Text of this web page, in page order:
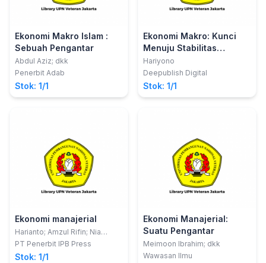
Ekonomi Makro Islam :
Sebuah Pengantar
Abdul Aziz; dkk
Penerbit Adab
Stok: 1/1
Ekonomi Makro: Kunci
Menuju Stabilitas
Ekonomi dan
Kesejahteraan Rakyat
Hariyono
Deepublish Digital
Stok: 1/1
Ekonomi manajerial
Harianto; Amzul Rifin; Nia
Rosiana
PT Penerbit IPB Press
Stok: 1/1
Ekonomi Manajerial:
Suatu Pengantar
Meimoon Ibrahim; dkk
Wawasan Ilmu